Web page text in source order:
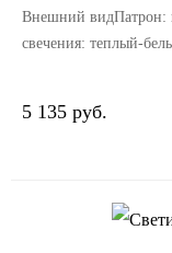
Внешний видПатрон:
свечения: теплый-
5 135 руб.